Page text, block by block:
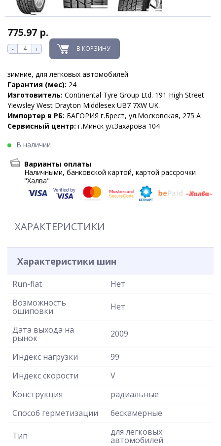
775.97 р.
- + В КОРЗИНУ
зимние, для легковых автомобилей
Гарантия (мес): 24
Изготовитель: Continental Tyre Group Ltd. 191 High Street
Yiewsley West Drayton Middlesex UB7 7XW UK.
Импортер в РБ: БАГОРИЯ г.Брест, ул.Московская, 275 А
Сервисный центр: г.Минск ул.Захарова 104
В наличии
Варианты оплаты
Наличными, банковской картой, картой рассрочки
"Халва"
ХАРАКТЕРИСТИКИ
Характеристики шин
Run-flat
Нет
Возможность
ошиповки Нет
Дата выхода на
рынок 2009
Индекс нагрузки
99
Индекс скорости
V
Конструкция
радиальные
Способ герметизации
бескамерные
Тип для легковых
автомобилей